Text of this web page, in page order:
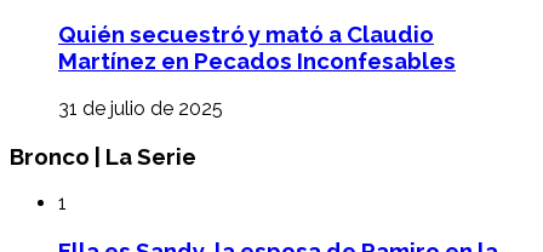
Quién secuestró y mató a Claudio
Martínez en Pecados Inconfesables
31 de julio de 2025
Bronco | La Serie
1